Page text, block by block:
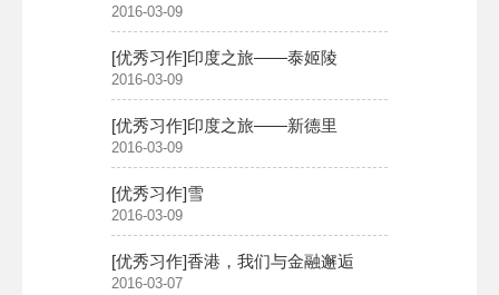
2016-03-09
[优秀习作]印度之旅——泰姬陵
2016-03-09
[优秀习作]印度之旅——新德里
2016-03-09
[优秀习作]雪
2016-03-09
[优秀习作]香港，我们与金融邂逅
2016-03-07